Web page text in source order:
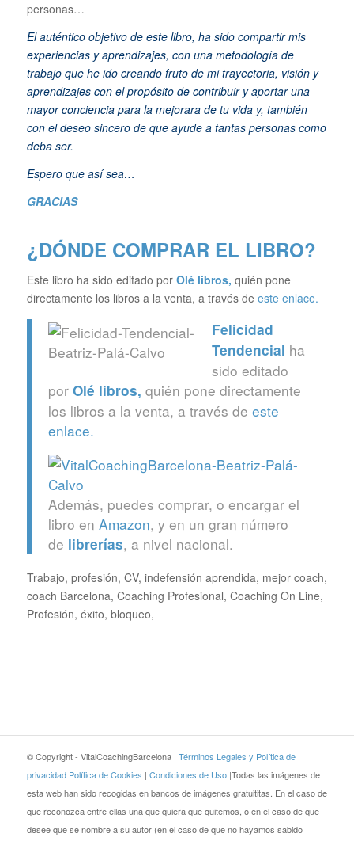
personas…
El auténtico objetivo de este libro, ha sido compartir mis
experiencias y aprendizajes, con una metodología de
trabajo que he ido creando fruto de mi trayectoria, visión y
aprendizajes con el propósito de contribuir y aportar una
mayor conciencia para la mejorara de tu vida y, también
con el deseo sincero de que ayude a tantas personas como
deba ser.
Espero que así sea…
GRACIAS
¿DÓNDE COMPRAR EL LIBRO?
Este libro ha sido editado por Olé libros, quién pone
directamente los libros a la venta, a través de este enlace.
Felicidad
Tendencial ha
sido editado
por Olé libros, quién pone directamente
los libros a la venta, a través de este
enlace.
Además, puedes comprar, o encargar el
libro en Amazon, y en un gran número
de librerías, a nivel nacional.
Trabajo, profesión, CV, indefensión aprendida, mejor coach,
coach Barcelona, Coaching Profesional, Coaching On Line,
Profesión, éxito, bloqueo,
© Copyright - VitalCoachingBarcelona | Términos Legales y Política de
privacidad Política de Cookies | Condiciones de Uso |Todas las imágenes de
esta web han sido recogidas en bancos de imágenes gratuititas. En el caso de
que reconozca entre ellas una que quiera que quitemos, o en el caso de que
desee que se nombre a su autor (en el caso de que no hayamos sabido